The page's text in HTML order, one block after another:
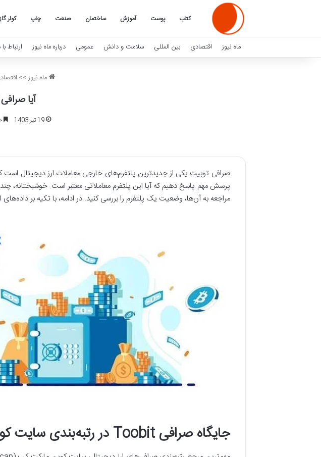
کتاب پوست آموزش ساختمان صنعت چاپ کولر
ماه نیوز اقتصادی بین المللی سلامت و دانش عمومی درباره ماه نیوز ارتباط با
ماه نیوز>>
آیا
19 تیر 1403
پرسش مهم پاسخ دهیم که آیا این پلتفرم معاملاتی معتبر است. خوشبختانه، چند
مراجعه به آن‌ها، وضعیت یک پلتفرم را بررسی کنید. در ادامه، با تکیه بر
جایگاه صرافی Toobit در رتبه‌بندی سایت کوین مارکت کپ